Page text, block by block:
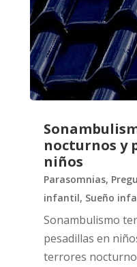
nocturnos y
niños
Parasomnias,
infantil, Sueño
Sonambulismo
pesadillas en
terrores